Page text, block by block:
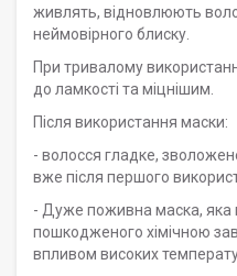
живлять, відновлюють
неймовірного блиску.
При тривалому
до ламкості та міцнішим.
Після використання маски:
- волосся гладке,
вже після першого
- Дуже поживна маска, яка
пошкодженого хімічною
впливом високих